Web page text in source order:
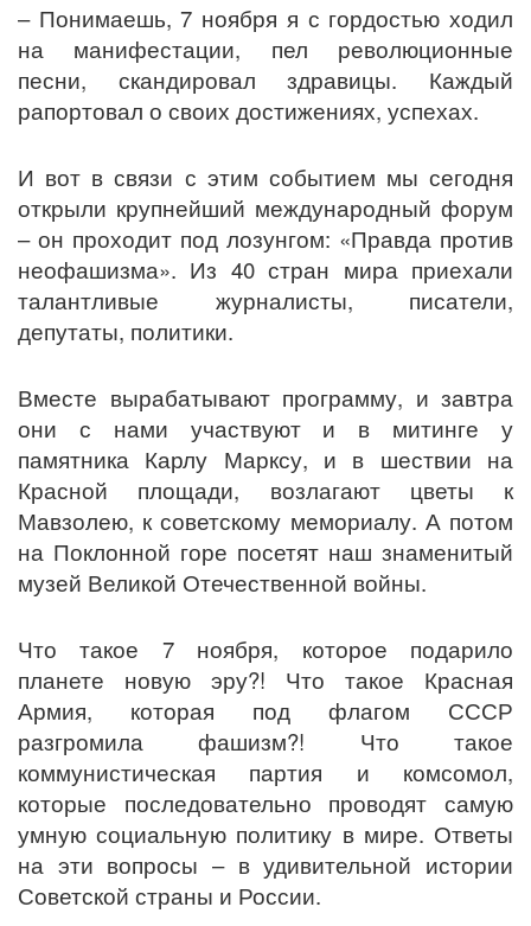
– Понимаешь, 7 ноября я с гордостью ходил
на манифестации, пел революционные
песни, скандировал здравицы. Каждый
рапортовал о своих достижениях, успехах.
И вот в связи с этим событием мы сегодня
открыли крупнейший международный форум
– он проходит под лозунгом: «Правда против
неофашизма». Из 40 стран мира приехали
талантливые журналисты, писатели,
депутаты, политики.
Вместе вырабатывают программу, и завтра
они с нами участвуют и в митинге у
памятника Карлу Марксу, и в шествии на
Красной площади, возлагают цветы к
Мавзолею, к советскому мемориалу. А потом
на Поклонной горе посетят наш знаменитый
музей Великой Отечественной войны.
Что такое 7 ноября, которое подарило
планете новую эру?! Что такое Красная
Армия, которая под флагом СССР
разгромила фашизм?! Что такое
коммунистическая партия и комсомол,
которые последовательно проводят самую
умную социальную политику в мире. Ответы
на эти вопросы – в удивительной истории
Советской страны и России.